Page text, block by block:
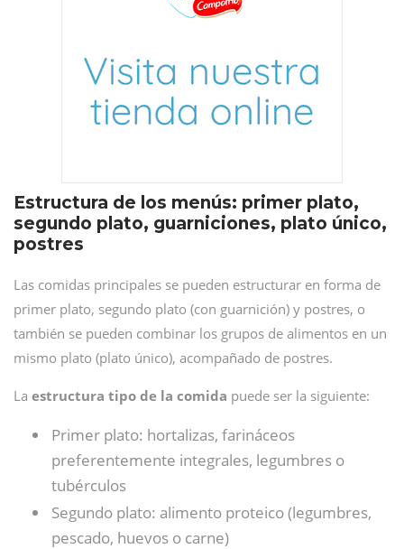
Estructura de los menús: primer plato,
segundo plato, guarniciones, plato único,
postres
Las comidas principales se pueden estructurar en forma de
primer plato, segundo plato (con guarnición) y postres, o
también se pueden combinar los grupos de alimentos en un
mismo plato (plato único), acompañado de postres.
La estructura tipo de la comida puede ser la siguiente:
Primer plato: hortalizas, farináceos
preferentemente integrales, legumbres o
tubérculos
Segundo plato: alimento proteico (legumbres,
pescado, huevos o carne)